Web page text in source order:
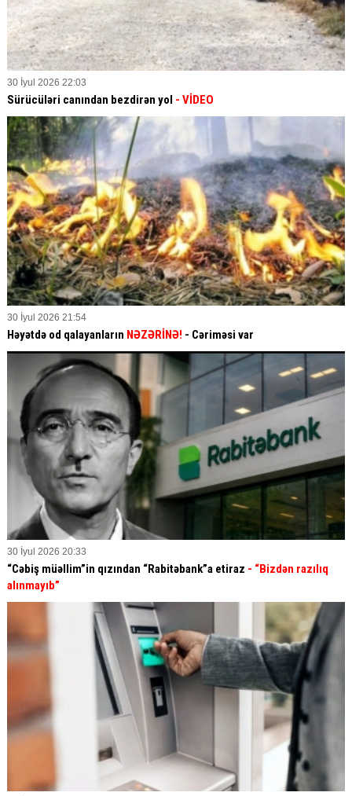
30 İyul 2026 22:03
Sürücüləri canından bezdirən yol - VİDEO
30 İyul 2026 21:54
Həyətdə od qalayanların NƏZƏRİNƏ! - Cəriməsi var
30 İyul 2026 20:33
“Cəbiş müəllim”in qızından “Rabitəbank”a etiraz - “Bizdən razılıq
alınmayıb”